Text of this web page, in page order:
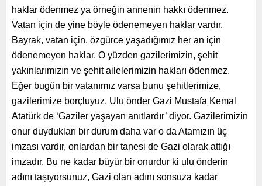
haklar ödenmez ya örneğin annenin hakkı ödenmez.
Vatan için de yine böyle ödenemeyen haklar vardır.
Bayrak, vatan için, özgürce yaşadığımız her an için
ödenemeyen haklar. O yüzden gazilerimizin, şehit
yakınlarımızın ve şehit ailelerimizin hakları ödenmez.
Eğer bugün bir vatanımız varsa bunu şehitlerimize,
gazilerimize borçluyuz. Ulu önder Gazi Mustafa Kemal
Atatürk de ‘Gaziler yaşayan anıtlardır’ diyor. Gazilerimizin
onur duydukları bir durum daha var o da Atamızın üç
imzası vardır, onlardan bir tanesi de Gazi olarak attığı
imzadır. Bu ne kadar büyür bir onurdur ki ulu önderin
adını taşıyorsunuz, Gazi olan adını sonsuza kadar